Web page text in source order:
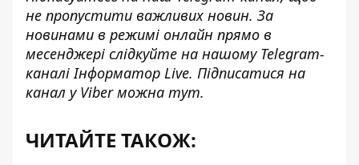
не пропустити важливих новин. За
новинами в режимі онлайн прямо в
месенджері слідкуйте на нашому Telegram-
каналіІнформатор Live. Підписатися на
канал у Viber можна тут.
ЧИТАЙТЕ ТАКОЖ: